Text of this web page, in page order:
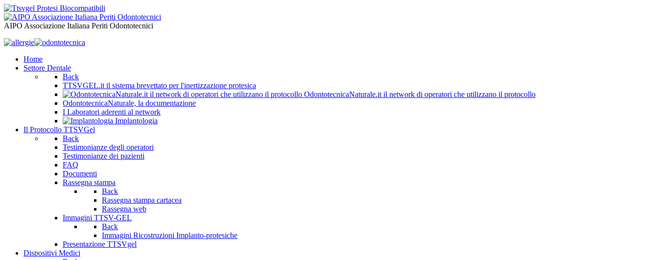
AIPO Associazione Italiana Periti Odontotecnici
Home
Settore Dentale
Back
TTSVGEL.it il sistema brevettato per l'inertizzazione protesica
OdontotecnicaNaturale.it il network di operatori che utilizzano il protocollo
OdontotecnicaNaturale, la documentazione
I Laboratori aderenti al network
Implantologia
Il Protocollo TTSVGel
Back
Testimonianze degli operatori
Testimonianze dei pazienti
FAQ
Documenti
Rassegna stampa
Back
Rassegna stampa cartacea
Rassegna web
Immagini TTSV-GEL
Back
Immagini Ricostruzioni Implanto-protesiche
Presentazione TTSVgel
Dispositivi Medici